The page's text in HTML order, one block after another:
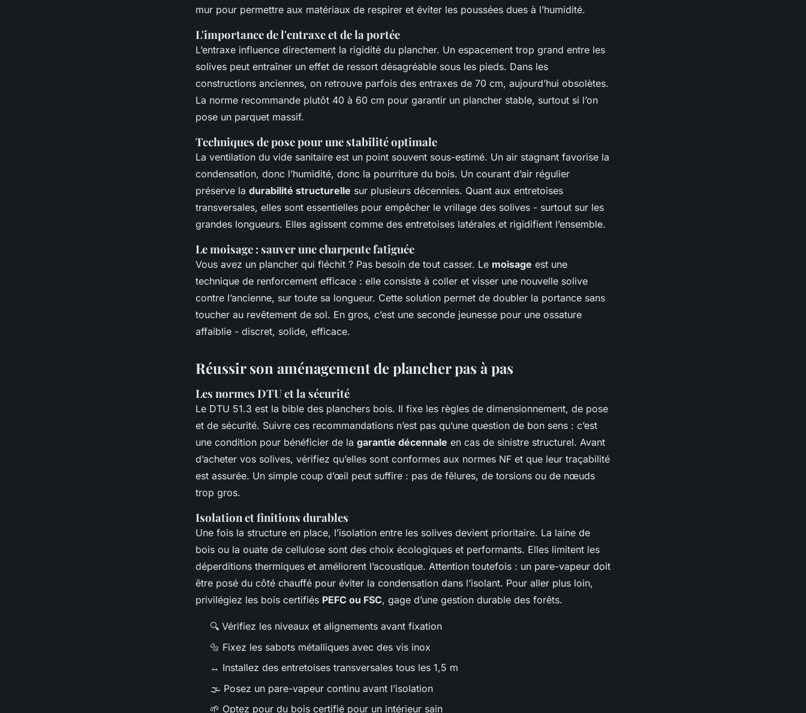
mur pour permettre aux matériaux de respirer et éviter les poussées dues à l’humidité.
L'importance de l'entraxe et de la portée
L’entraxe influence directement la rigidité du plancher. Un espacement trop grand entre les
solives peut entraîner un effet de ressort désagréable sous les pieds. Dans les
constructions anciennes, on retrouve parfois des entraxes de 70 cm, aujourd’hui obsolètes.
La norme recommande plutôt 40 à 60 cm pour garantir un plancher stable, surtout si l’on
pose un parquet massif.
Techniques de pose pour une stabilité optimale
La ventilation du vide sanitaire est un point souvent sous-estimé. Un air stagnant favorise la
condensation, donc l’humidité, donc la pourriture du bois. Un courant d’air régulier
préserve la durabilité structurelle sur plusieurs décennies. Quant aux entretoises
transversales, elles sont essentielles pour empêcher le vrillage des solives - surtout sur les
grandes longueurs. Elles agissent comme des entretoises latérales et rigidifient l’ensemble.
Le moisage : sauver une charpente fatiguée
Vous avez un plancher qui fléchit ? Pas besoin de tout casser. Le moisage est une
technique de renforcement efficace : elle consiste à coller et visser une nouvelle solive
contre l’ancienne, sur toute sa longueur. Cette solution permet de doubler la portance sans
toucher au revêtement de sol. En gros, c’est une seconde jeunesse pour une ossature
affaiblie - discret, solide, efficace.
Réussir son aménagement de plancher pas à pas
Les normes DTU et la sécurité
Le DTU 51.3 est la bible des planchers bois. Il fixe les règles de dimensionnement, de pose
et de sécurité. Suivre ces recommandations n’est pas qu’une question de bon sens : c’est
une condition pour bénéficier de la garantie décennale en cas de sinistre structurel. Avant
d’acheter vos solives, vérifiez qu’elles sont conformes aux normes NF et que leur traçabilité
est assurée. Un simple coup d’œil peut suffire : pas de fêlures, de torsions ou de nœuds
trop gros.
Isolation et finitions durables
Une fois la structure en place, l’isolation entre les solives devient prioritaire. La laine de
bois ou la ouate de cellulose sont des choix écologiques et performants. Elles limitent les
déperditions thermiques et améliorent l’acoustique. Attention toutefois : un pare-vapeur doit
être posé du côté chauffé pour éviter la condensation dans l’isolant. Pour aller plus loin,
privilégiez les bois certifiés PEFC ou FSC, gage d’une gestion durable des forêts.
🔍 Vérifiez les niveaux et alignements avant fixation
🔩 Fixez les sabots métalliques avec des vis inox
↔️ Installez des entretoises transversales tous les 1,5 m
🌫️ Posez un pare-vapeur continu avant l’isolation
🌱 Optez pour du bois certifié pour un intérieur sain